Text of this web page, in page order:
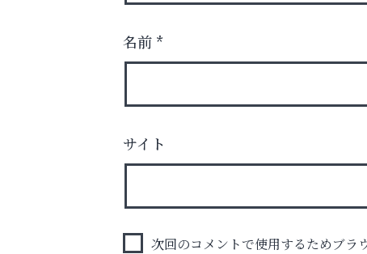
整えませんか？
阪神相続相談協会
名前 *
サイト
次回のコメントで使用するためブラ